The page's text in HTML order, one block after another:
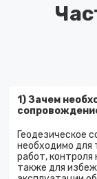
1) Зачем
Геодезическое
необходимо для
работ, контроля
также для